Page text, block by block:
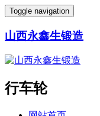
Toggle navigation
山西永鑫生锻造
行车轮